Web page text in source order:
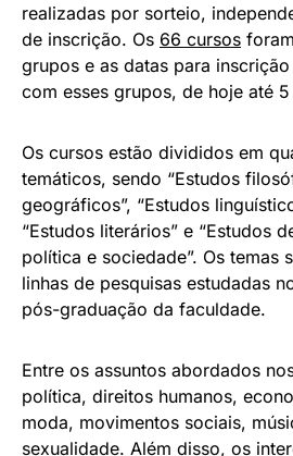
realizadas por sorteio,
de inscrição. Os 66 cursos
grupos e as datas para
com esses grupos, de hoje até
Os cursos estão divididos em
temáticos, sendo “Estudos
geográficos”, “Estudos
“Estudos literários” e “Estudos
política e sociedade”. Os temas
linhas de pesquisas estudadas
pós-graduação da faculdade.
Entre os assuntos abordados
política, direitos humanos,
moda, movimentos sociais,
sexualidade. Além disso, os